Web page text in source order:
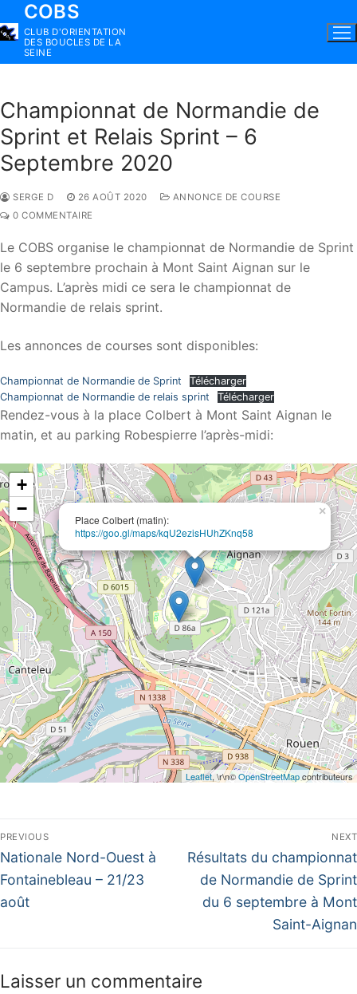
Aller
au
contenu
COBS
CLUB D'ORIENTATION
DES BOUCLES DE LA
SEINE
Championnat de Normandie de
Sprint et Relais Sprint – 6
Septembre 2020
SERGE D 26 AOÛT 2020
ANNONCE DE COURSE
0 COMMENTAIRE
Le COBS organise le championnat de Normandie de Sprint
le 6 septembre prochain à Mont Saint Aignan sur le
Campus. L’après midi ce sera le championnat de
Normandie de relais sprint.
Les annonces de courses sont disponibles:
Championnat de Normandie de Sprint
Télécharger
Championnat de Normandie de relais sprint
Télécharger
Rendez-vous à la place Colbert à Mont Saint Aignan le
matin, et au parking Robespierre l’après-midi:
Place Colbert (matin):
https://goo.gl/maps/kqU2ezisHUhZKnq58
×
+
−
Leaflet, \r\n©OpenStreetMapcontributeurs
Navigation
de
l’article
PREVIOUS
Previous
post:
Nationale Nord-Ouest à
Fontainebleau – 21/23
août
NEXT
Next
post:
Résultats du championnat
de Normandie de Sprint
du 6 septembre à Mont
Saint-Aignan
Laisser un commentaire